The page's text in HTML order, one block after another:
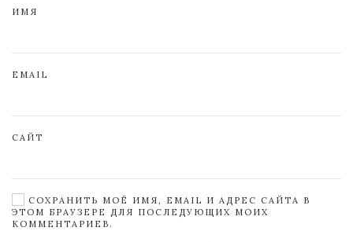
ИМЯ
EMAIL
САЙТ
СОХРАНИТЬ МОЁ ИМЯ, EMAIL И АДРЕС САЙТА В
ЭТОМ БРАУЗЕРЕ ДЛЯ ПОСЛЕДУЮЩИХ МОИХ
КОММЕНТАРИЕВ.